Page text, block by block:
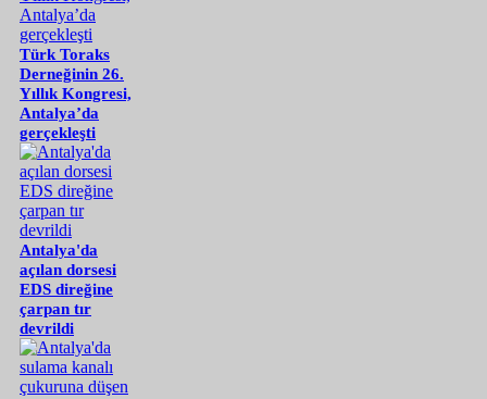
Türk Toraks
Derneğinin 26.
Yıllık Kongresi,
Antalya’da
gerçekleşti
Antalya'da
açılan dorsesi
EDS direğine
çarpan tır
devrildi